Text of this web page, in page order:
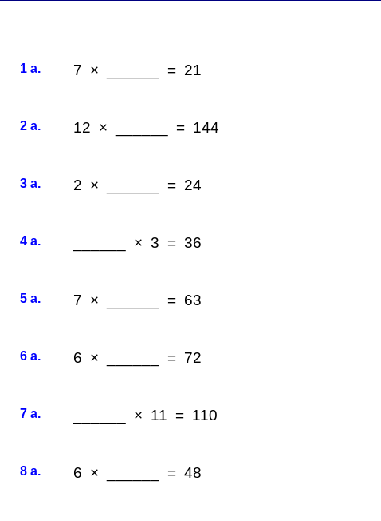
1 a. 7 × ______ = 21
2 a. 12 × ______ = 144
3 a. 2 × ______ = 24
4 a. ______ × 3 = 36
5 a. 7 × ______ = 63
6 a. 6 × ______ = 72
7 a. ______ × 11 = 110
8 a. 6 × ______ = 48